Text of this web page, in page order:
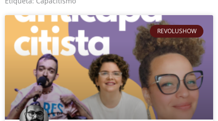
REVOLUSHOW